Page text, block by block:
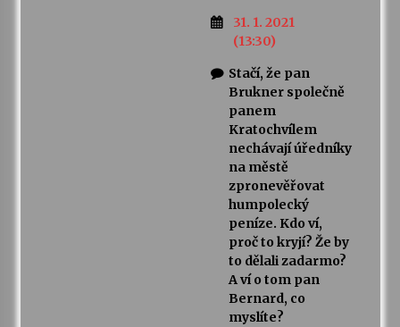
31. 1. 2021
(13:30)
Stačí, že pan
Brukner společně
panem
Kratochvílem
nechávají úředníky
na městě
zpronevěřovat
humpolecký
peníze. Kdo ví,
proč to kryjí? Že by
to dělali zadarmo?
A ví o tom pan
Bernard, co
myslíte?